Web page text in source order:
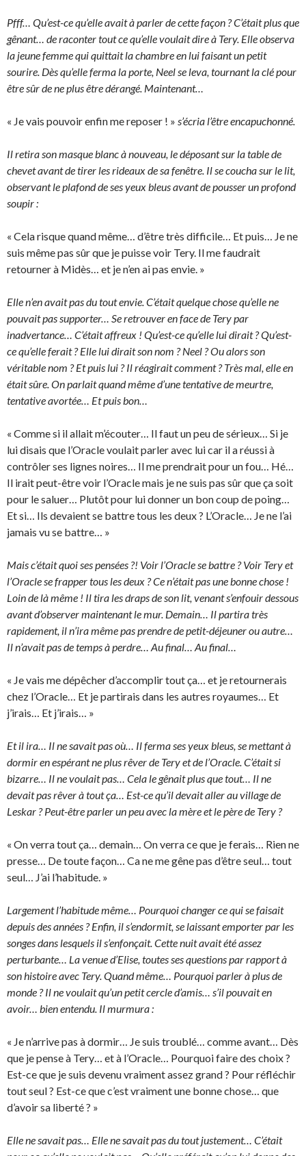
Pfff… Qu’est-ce qu’elle avait à parler de cette façon ? C’était plus que
gênant… de raconter tout ce qu’elle voulait dire à Tery. Elle observa
la jeune femme qui quittait la chambre en lui faisant un petit
sourire. Dès qu’elle ferma la porte, Neel se leva, tournant la clé pour
être sûr de ne plus être dérangé. Maintenant…
« Je vais pouvoir enfin me reposer ! » s’écria l’être encapuchonné.
Il retira son masque blanc à nouveau, le déposant sur la table de
chevet avant de tirer les rideaux de sa fenêtre. Il se coucha sur le lit,
observant le plafond de ses yeux bleus avant de pousser un profond
soupir :
« Cela risque quand même… d’être très difficile… Et puis… Je ne
suis même pas sûr que je puisse voir Tery. Il me faudrait
retourner à Midès… et je n’en ai pas envie. »
Elle n’en avait pas du tout envie. C’était quelque chose qu’elle ne
pouvait pas supporter… Se retrouver en face de Tery par
inadvertance… C’était affreux ! Qu’est-ce qu’elle lui dirait ? Qu’est-
ce qu’elle ferait ? Elle lui dirait son nom ? Neel ? Ou alors son
véritable nom ? Et puis lui ? Il réagirait comment ? Très mal, elle en
était sûre. On parlait quand même d’une tentative de meurtre,
tentative avortée… Et puis bon…
« Comme si il allait m’écouter… Il faut un peu de sérieux… Si je
lui disais que l’Oracle voulait parler avec lui car il a réussi à
contrôler ses lignes noires… Il me prendrait pour un fou… Hé…
Il irait peut-être voir l’Oracle mais je ne suis pas sûr que ça soit
pour le saluer… Plutôt pour lui donner un bon coup de poing…
Et si… Ils devaient se battre tous les deux ? L’Oracle… Je ne l’ai
jamais vu se battre… »
Mais c’était quoi ses pensées ?! Voir l’Oracle se battre ? Voir Tery et
l’Oracle se frapper tous les deux ? Ce n’était pas une bonne chose !
Loin de là même ! Il tira les draps de son lit, venant s’enfouir dessous
avant d’observer maintenant le mur. Demain… Il partira très
rapidement, il n’ira même pas prendre de petit-déjeuner ou autre…
Il n’avait pas de temps à perdre… Au final… Au final…
« Je vais me dépêcher d’accomplir tout ça… et je retournerais
chez l’Oracle… Et je partirais dans les autres royaumes… Et
j’irais… Et j’irais… »
Et il ira… Il ne savait pas où… Il ferma ses yeux bleus, se mettant à
dormir en espérant ne plus rêver de Tery et de l’Oracle. C’était si
bizarre… Il ne voulait pas… Cela le gênait plus que tout… Il ne
devait pas rêver à tout ça… Est-ce qu’il devait aller au village de
Leskar ? Peut-être parler un peu avec la mère et le père de Tery ?
« On verra tout ça… demain… On verra ce que je ferais… Rien ne
presse… De toute façon… Ca ne me gêne pas d’être seul… tout
seul… J’ai l’habitude. »
Largement l’habitude même… Pourquoi changer ce qui se faisait
depuis des années ? Enfin, il s’endormit, se laissant emporter par les
songes dans lesquels il s’enfonçait. Cette nuit avait été assez
perturbante… La venue d’Elise, toutes ses questions par rapport à
son histoire avec Tery. Quand même… Pourquoi parler à plus de
monde ? Il ne voulait qu’un petit cercle d’amis… s’il pouvait en
avoir… bien entendu. Il murmura :
« Je n’arrive pas à dormir… Je suis troublé… comme avant… Dès
que je pense à Tery… et à l’Oracle… Pourquoi faire des choix ?
Est-ce que je suis devenu vraiment assez grand ? Pour réfléchir
tout seul ? Est-ce que c’est vraiment une bonne chose… que
d’avoir sa liberté ? »
Elle ne savait pas… Elle ne savait pas du tout justement… C’était